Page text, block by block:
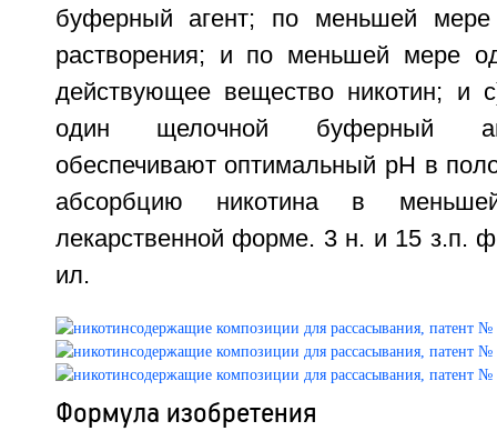
буферный агент; по меньшей
растворения; и по меньшей мере
действующее вещество никотин; и
один щелочной буферный
обеспечивают оптимальный рН в
абсорбцию никотина в
лекарственной форме. 3 н. и 15 з.п.
ил.
Формула изобретения